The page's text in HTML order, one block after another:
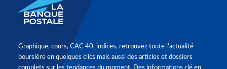
Graphique, cours, CAC 40, indices, retrouvez toute l'actualité
boursière en quelques clics mais aussi des articles et dossiers